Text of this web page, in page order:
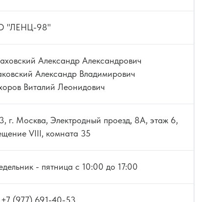
50 часов 45 000 ₽
₽
линз (ОКЛ)
16 часов 50 000 ₽
"ЛЕНЦ-98"
Александр Александрович
Александр Владимирович
Виталий Леонидович
г. Москва, Электродный проезд, 8А, этаж 6,
VIII, комната 35
- пятница с 10:00 до 17:00